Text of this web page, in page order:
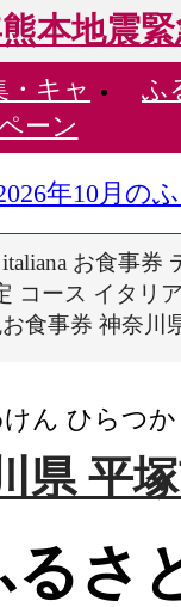
本地震
キャ
ーン
ふ
年10月
italiana お食事
ース イタリ
食事券 神奈川
ん ひらつか
県 平
るさ